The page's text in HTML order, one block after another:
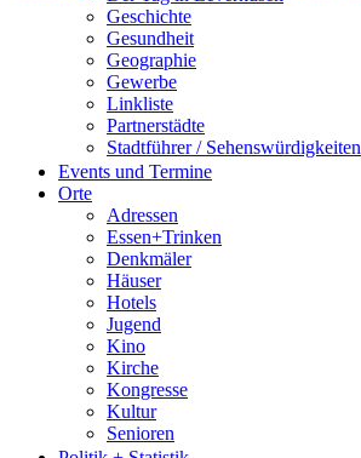
Geschichte
Gesundheit
Geographie
Gewerbe
Linkliste
Partnerstädte
Stadtführer / Sehenswürdigkeiten
Stadtplan
Sport
Who is who
Wohnen
Events und Termine
Orte
Adressen
Essen+Trinken
Denkmäler
Häuser
Hotels
Jugend
Kino
Kirche
Kongresse
Kultur
Senioren